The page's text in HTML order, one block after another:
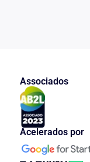
Associados
Acelerados por